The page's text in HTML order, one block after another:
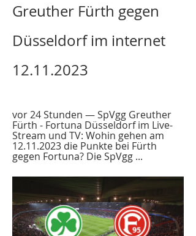
Greuther Fürth gegen
Düsseldorf im internet
12.11.2023
vor 24 Stunden — SpVgg Greuther
Fürth - Fortuna Düsseldorf im Live-
Stream und TV: Wohin gehen am
12.11.2023 die Punkte bei Fürth
gegen Fortuna? Die SpVgg ...